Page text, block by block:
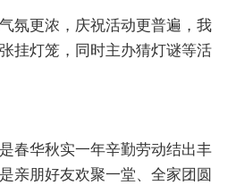
氛更浓，庆祝活动更普遍，我
挂灯笼，同时主办猜灯谜等活
春华秋实一年辛勤劳动结出丰
亲朋好友欢聚一堂、全家团圆